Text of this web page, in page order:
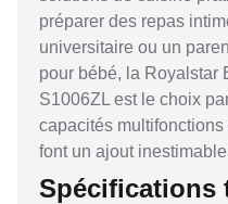
préparer des repas
universitaire ou un
pour bébé, la Royalstar
S1006ZL est le choix
capacités
font un ajout
Spécifications